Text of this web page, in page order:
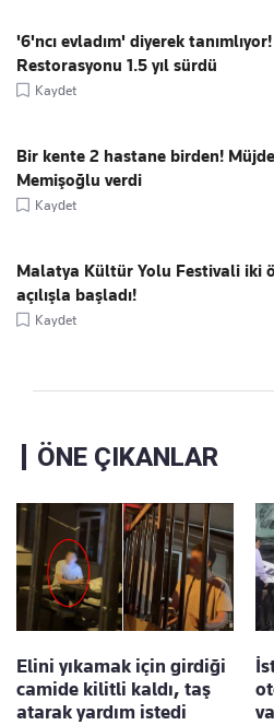
'6'ncı evladım' diyerek tanımlıyor!
Restorasyonu 1.5 yıl sürdü
Kaydet
Bir kente 2 hastane birden!
Memişoğlu verdi
Kaydet
Malatya Kültür Yolu Festivali iki
açılışla başladı!
Kaydet
ÖNE ÇIKANLAR
Elini yıkamak için girdiği
camide kilitli kaldı, taş
atarak yardım istedi